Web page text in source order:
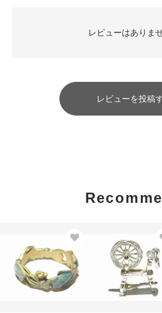
レビューはありませ
レビューを投稿